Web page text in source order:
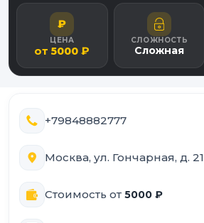
₽
ЦЕНА
от5000 ₽
СЛОЖНОСТЬ
Сложная
+79848882777
Москва, ул. Гончарная, д. 21
Стоимость от 5000 ₽